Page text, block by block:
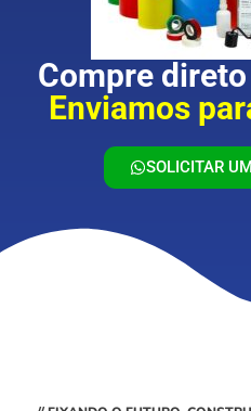
Compre
Enviamos
SOLICITAR